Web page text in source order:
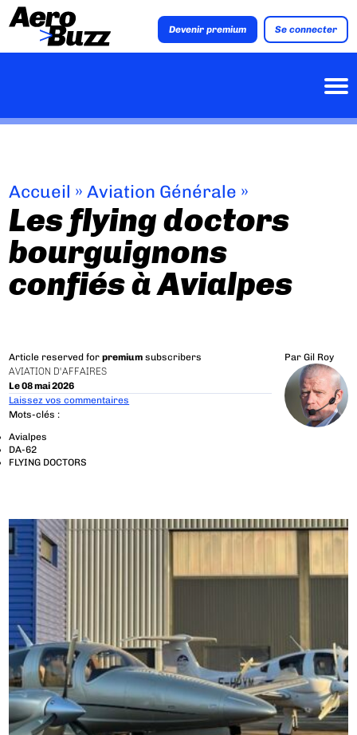
Devenir premium Se connecter
Accueil »Aviation Générale »
Les flying doctors
bourguignons
confiés à Avialpes
Article reserved forpremium subscribers
AVIATION D'AFFAIRES
Le 08 mai 2026
Par Gil Roy
Laissez vos commentaires
Mots-clés :
Avialpes
DA-62
FLYING DOCTORS